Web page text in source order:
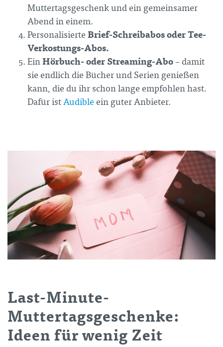
Muttertagsgeschenk und ein gemeinsamer
Abend in einem.
Personalisierte Brief-Schreibabos oder Tee-
Verkostungs-Abos.
EinHörbuch- oder Streaming-Abo– damit
sie endlich die Bücher und Serien genießen
kann, die du ihr schon lange empfohlen hast.
Dafür istAudible ein guter Anbieter.
Last-Minute-
Muttertagsgeschenke:
Ideen für wenig Zeit